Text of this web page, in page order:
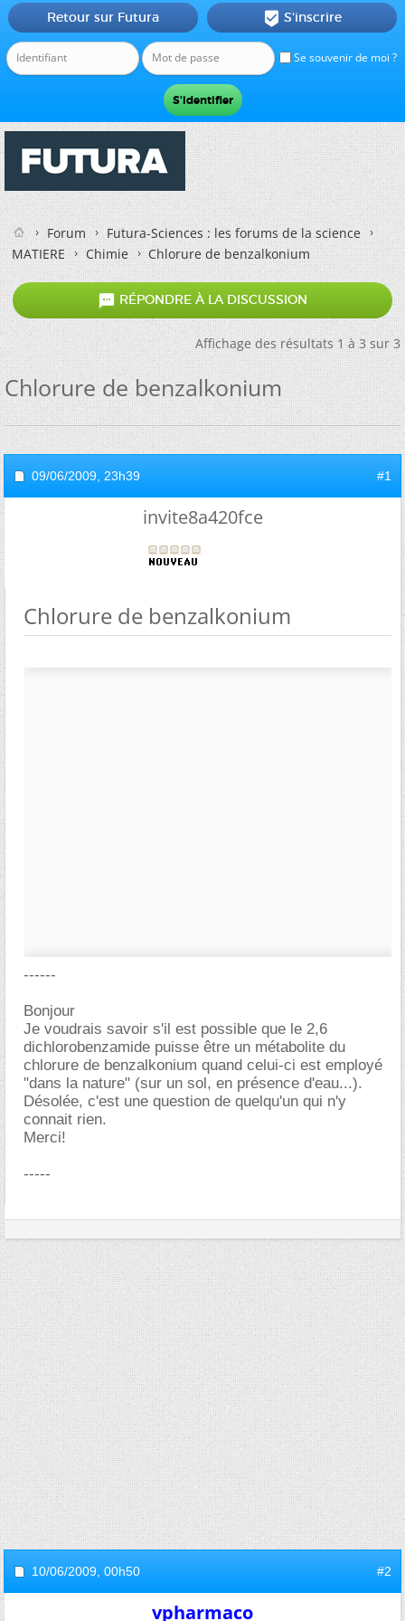
Se souvenir de moi ?
Retour sur Futura  S'inscrire
Forum
Futura-Sciences : les forums de la science
MATIERE
Chimie Chlorure de benzalkonium
 RÉPONDRE À LA DISCUSSION
Affichage des résultats 1 à 3 sur 3
Chlorure de benzalkonium
09/06/2009, 23h39 #1
invite8a420fce
Chlorure de benzalkonium
------
Bonjour
Je voudrais savoir s'il est possible que le 2,6
dichlorobenzamide puisse être un métabolite du
chlorure de benzalkonium quand celui-ci est employé
"dans la nature" (sur un sol, en présence d'eau...).
Désolée, c'est une question de quelqu'un qui n'y
connait rien.
Merci!
-----
10/06/2009, 00h50 #2
vpharmaco